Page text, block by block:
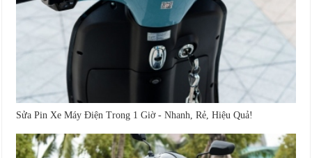
Sửa Pin Xe Máy Điện Trong 1 Giờ - Nhanh, Rẻ, Hiệu Quả!